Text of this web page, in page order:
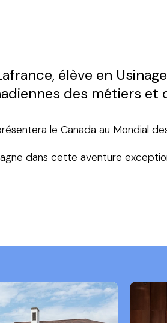
élève en
des métiers et
le Canada au Mondial
dans cette aventure